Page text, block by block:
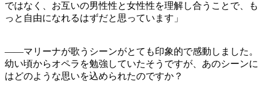
ではなく、お互いの男性性と女性性を理解し合うことで、も
っと自由になれるはずだと思っています」
——マリーナが歌うシーンがとても印象的で感動しました。
幼い頃からオペラを勉強していたそうですが、あのシーンに
はどのような思いを込められたのですか？